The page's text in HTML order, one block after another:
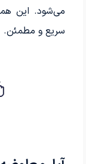
می‌شود. این
سریع و مطمئن.